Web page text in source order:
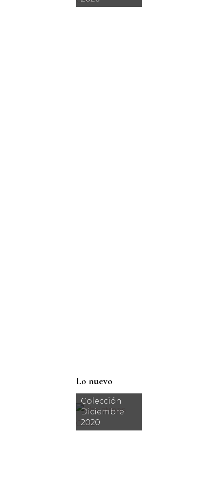
Lo nuevo
Colección
Diciembre
2020